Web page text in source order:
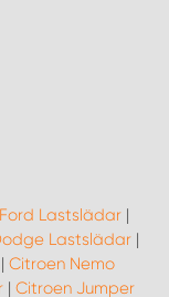
Ford Lastslädar |
Lastslädar |
| Citroen Nemo
| Citroen Jumper